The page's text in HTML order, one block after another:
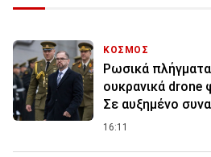
ΚΟΣΜΟΣ
Ρωσικά
ουκρανικά drone
Σε αυξημένο
16:11